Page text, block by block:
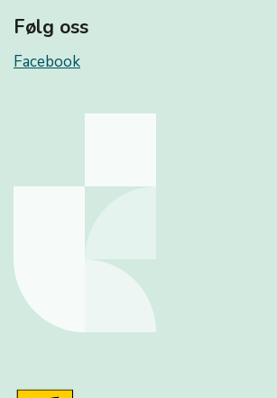
Følg oss
Facebook